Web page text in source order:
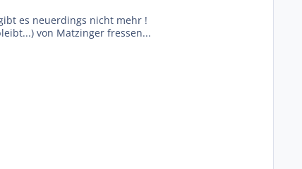
es neuerdings nicht mehr !
von Matzinger fressen...